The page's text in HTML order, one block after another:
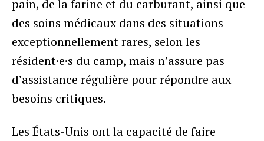
pain, de la farine et du carburant, ainsi que
des soins médicaux dans des situations
exceptionnellement rares, selon les
résident·e·s du camp, mais n’assure pas
d’assistance régulière pour répondre aux
besoins critiques.
Les États-Unis ont la capacité de faire